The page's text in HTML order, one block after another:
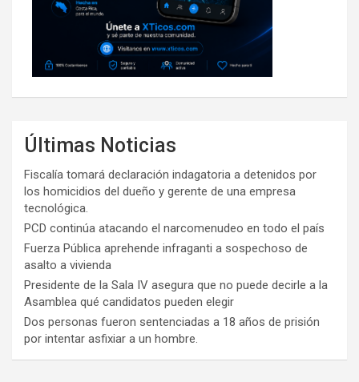
Últimas Noticias
Fiscalía tomará declaración indagatoria a detenidos por
los homicidios del dueño y gerente de una empresa
tecnológica.
PCD continúa atacando el narcomenudeo en todo el país
Fuerza Pública aprehende infraganti a sospechoso de
asalto a vivienda
Presidente de la Sala IV asegura que no puede decirle a la
Asamblea qué candidatos pueden elegir
Dos personas fueron sentenciadas a 18 años de prisión
por intentar asfixiar a un hombre.